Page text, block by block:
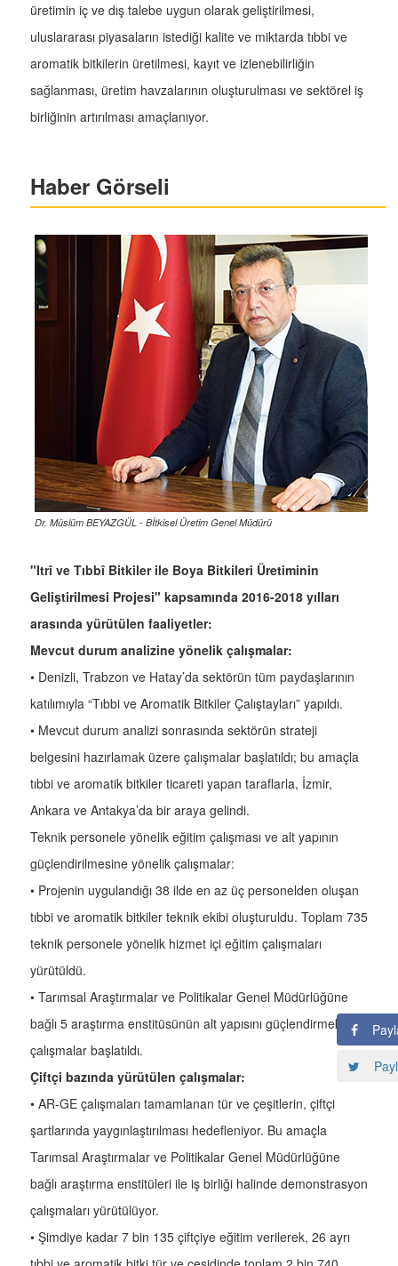
üretimin iç ve dış talebe uygun olarak geliştirilmesi,
uluslararası piyasaların istediği kalite ve miktarda tıbbi ve
aromatik bitkilerin üretilmesi, kayıt ve izlenebilirliğin
sağlanması, üretim havzalarının oluşturulması ve sektörel iş
birliğinin artırılması amaçlanıyor.
Haber Görseli
Dr. Müslüm BEYAZGÜL - Bİtkisel Üretim Genel Müdürü
"Itrî ve Tıbbî Bitkiler ile Boya Bitkileri Üretiminin
Geliştirilmesi Projesi" kapsamında 2016-2018 yılları
arasında yürütülen faaliyetler:
Mevcut durum analizine yönelik çalışmalar:
• Denizli, Trabzon ve Hatay’da sektörün tüm paydaşlarının
katılımıyla “Tıbbi ve Aromatik Bitkiler Çalıştayları” yapıldı.
• Mevcut durum analizi sonrasında sektörün strateji
belgesini hazırlamak üzere çalışmalar başlatıldı; bu amaçla
tıbbi ve aromatik bitkiler ticareti yapan taraflarla, İzmir,
Ankara ve Antakya’da bir araya gelindi.
Teknik personele yönelik eğitim çalışması ve alt yapının
güçlendirilmesine yönelik çalışmalar:
• Projenin uygulandığı 38 ilde en az üç personelden oluşan
tıbbi ve aromatik bitkiler teknik ekibi oluşturuldu. Toplam 735
teknik personele yönelik hizmet içi eğitim çalışmaları
yürütüldü.
• Tarımsal Araştırmalar ve Politikalar Genel Müdürlüğüne
bağlı 5 araştırma enstitüsünün alt yapısını güçlendirmek için
çalışmalar başlatıldı.
Çiftçi bazında yürütülen çalışmalar:
• AR-GE çalışmaları tamamlanan tür ve çeşitlerin, çiftçi
şartlarında yaygınlaştırılması hedefleniyor. Bu amaçla
Tarımsal Araştırmalar ve Politikalar Genel Müdürlüğüne
bağlı araştırma enstitüleri ile iş birliği halinde demonstrasyon
çalışmaları yürütülüyor.
• Şimdiye kadar 7 bin 135 çiftçiye eğitim verilerek, 26 ayrı